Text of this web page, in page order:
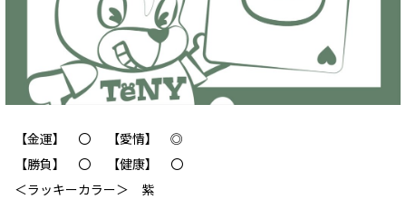
【金運】 〇 【愛情】 ‪◎
【勝負】 〇 【健康】 〇
＜ラッキーカラー＞ 紫